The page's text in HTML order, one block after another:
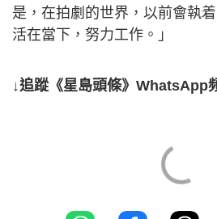
是，在拍劇的世界，以前會執
活在當下，努力工作。」
↓追蹤《星島頭條》WhatsApp